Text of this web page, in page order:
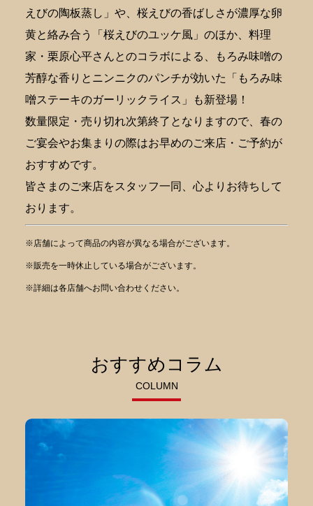
えびの陶板蒸し」や、桜えびの香ばしさが濃厚な卵
黄と絡み合う「桜えびのユッケ風」のほか、料理
家・栗原心平さんとのコラボによる、もろみ味噌の
芳醇な香りとニンニクのパンチが効いた「もろみ味
噌ステーキのガーリックライス」も新登場！
数量限定・売り切れ次第終了となりますので、春の
ご宴会やお集まりの際はお早めのご来店・ご予約が
おすすめです。
皆さまのご来店をスタッフ一同、心よりお待ちして
おります。
※店舗によって商品の内容が異なる場合がございます。
※販売を一時休止している場合がございます。
※詳細は各店舗へお問い合わせください。
おすすめコラム
COLUMN